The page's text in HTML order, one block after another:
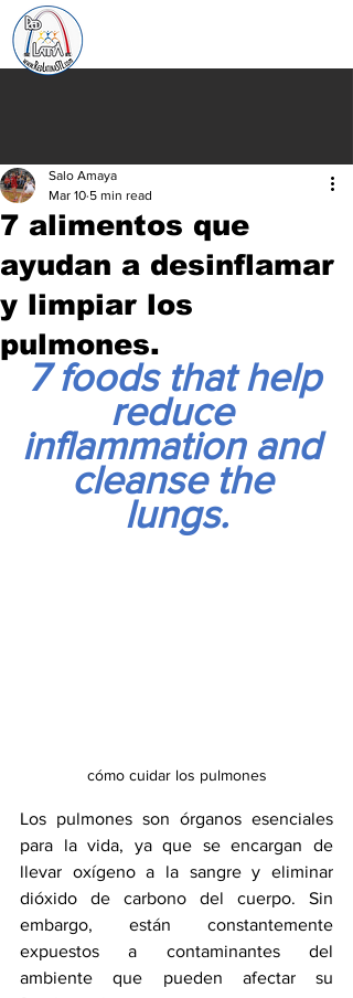
7 alimentos que
ayudan a desinflamar
y limpiar los
pulmones.
Salo Amaya
Mar 10 5 min read
7 foods that help
reduce
inflammation and
cleanse the
lungs.
cómo cuidar los pulmones
Los pulmones son órganos esenciales
para la vida, ya que se encargan de
llevar oxígeno a la sangre y eliminar
dióxido de carbono del cuerpo. Sin
embargo, están constantemente
expuestos a contaminantes del
ambiente que pueden afectar su